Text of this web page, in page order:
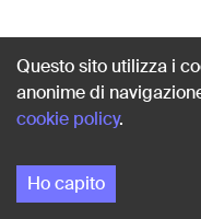
Questo sito utilizza i
anonime di
cookie policy.
Ho capito